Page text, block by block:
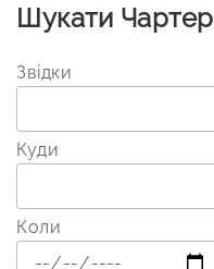
Шукати Чартер
Звідки
Куди
Коли